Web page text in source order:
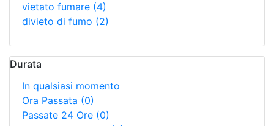
vietato fumare (4)
divieto di fumo (2)
Durata
In qualsiasi momento
Ora Passata (0)
Passate 24 Ore (0)